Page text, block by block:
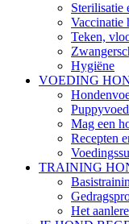
Sterilisatie
Vaccinatie
Teken,
Hygiëne
VOEDING
Mag een
Recepten
TRAINING
Het